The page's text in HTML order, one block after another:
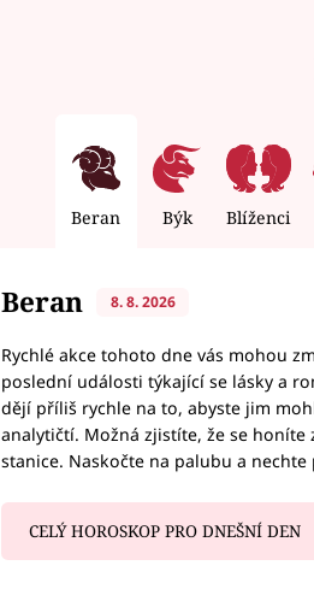
Beran Býk Blíženci
Beran 8. 8. 2026
Rychlé akce tohoto dne vás mohou
poslední události týkající se lásky a
dějí příliš rychle na to, abyste jim
analytičtí. Možná zjistíte, že se honíte
stanice. Naskočte na palubu a
CELÝ HOROSKOP PRO DNEŠNÍ DEN